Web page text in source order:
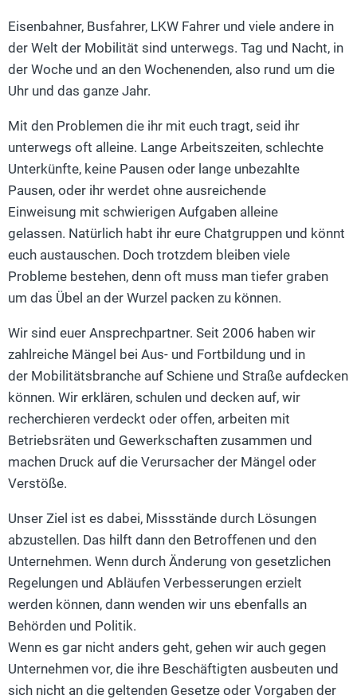
Eisenbahner, Busfahrer, LKW Fahrer und viele andere in
der Welt der Mobilität sind unterwegs. Tag und Nacht, in
der Woche und an den Wochenenden, also rund um die
Uhr und das ganze Jahr.
Mit den Problemen die ihr mit euch tragt, seid ihr
unterwegs oft alleine. Lange Arbeitszeiten, schlechte
Unterkünfte, keine Pausen oder lange unbezahlte
Pausen, oder ihr werdet ohne ausreichende
Einweisung mit schwierigen Aufgaben alleine
gelassen. Natürlich habt ihr eure Chatgruppen und könnt
euch austauschen. Doch trotzdem bleiben viele
Probleme bestehen, denn oft muss man tiefer graben
um das Übel an der Wurzel packen zu können.
Wir sind euer Ansprechpartner. Seit 2006 haben wir
zahlreiche Mängel bei Aus- und Fortbildung und in
der Mobilitätsbranche auf Schiene und Straße aufdecken
können. Wir erklären, schulen und decken auf, wir
recherchieren verdeckt oder offen, arbeiten mit
Betriebsräten und Gewerkschaften zusammen und
machen Druck auf die Verursacher der Mängel oder
Verstöße.
Unser Ziel ist es dabei, Missstände durch Lösungen
abzustellen. Das hilft dann den Betroffenen und den
Unternehmen. Wenn durch Änderung von gesetzlichen
Regelungen und Abläufen Verbesserungen erzielt
werden können, dann wenden wir uns ebenfalls an
Behörden und Politik.
Wenn es gar nicht anders geht, gehen wir auch gegen
Unternehmen vor, die ihre Beschäftigten ausbeuten und
sich nicht an die geltenden Gesetze oder Vorgaben der